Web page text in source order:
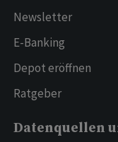
Newsletter
E-Banking
Depot eröffnen
Ratgeber
Datenquellen